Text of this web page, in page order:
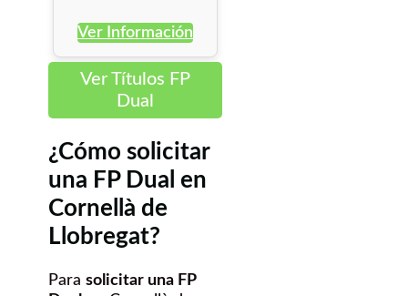
Ver Información
Ver Títulos FP
Dual
¿Cómo solicitar
una FP Dual en
Cornellà de
Llobregat?
Para solicitar una FP